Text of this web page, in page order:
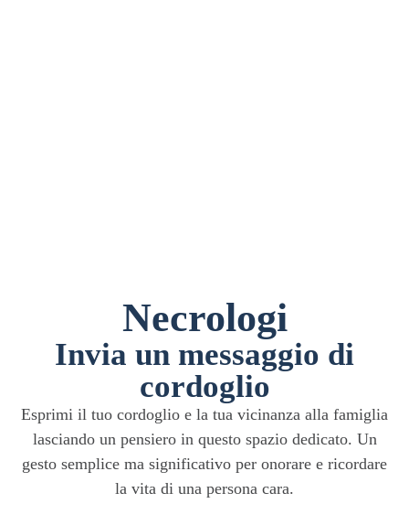
Necrologi
Invia un messaggio di
cordoglio
Esprimi il tuo cordoglio e la tua vicinanza alla famiglia
lasciando un pensiero in questo spazio dedicato. Un
gesto semplice ma significativo per onorare e ricordare
la vita di una persona cara.